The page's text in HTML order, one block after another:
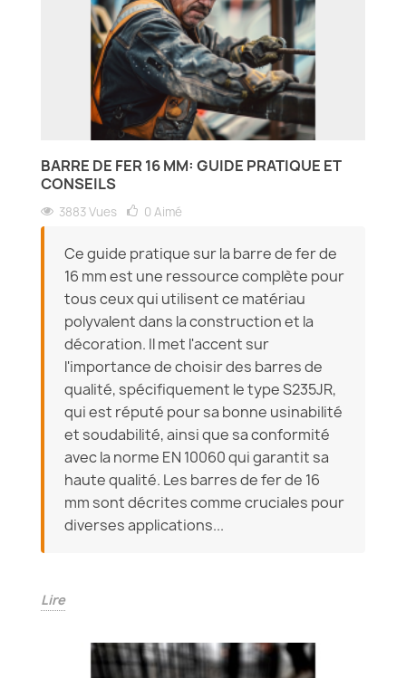
BARRE DE FER 16 MM: GUIDE PRATIQUE ET
CONSEILS
3883 Vues 0 Aimé
Ce guide pratique sur la barre de fer de
16 mm est une ressource complète pour
tous ceux qui utilisent ce matériau
polyvalent dans la construction et la
décoration. Il met l'accent sur
l'importance de choisir des barres de
qualité, spécifiquement le type S235JR,
qui est réputé pour sa bonne usinabilité
et soudabilité, ainsi que sa conformité
avec la norme EN 10060 qui garantit sa
haute qualité. Les barres de fer de 16
mm sont décrites comme cruciales pour
diverses applications...
Lire